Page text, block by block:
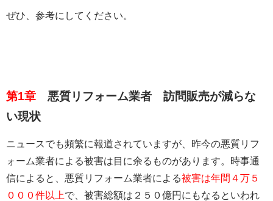
ぜひ、参考にしてください。
第1章 悪質リフォーム業者 訪問販売が減らな
い現状
ニュースでも頻繁に報道されていますが、昨今の悪質リフ
ォーム業者による被害は目に余るものがあります。時事通
信によると、悪質リフォーム業者による被害は年間４万５
０００件以上で、被害総額は２５０億円にもなるといわれ